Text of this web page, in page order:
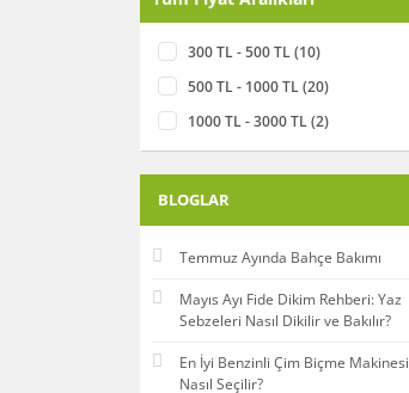
20 (1)
28 (1)
31 (1)
38 (1)
300 TL - 500 TL (10)
500 TL - 1000 TL (20)
1000 TL - 3000 TL (2)
BLOGLAR
Temmuz Ayında Bahçe Bakımı
Mayıs Ayı Fide Dikim Rehberi: Yaz
Sebzeleri Nasıl Dikilir ve Bakılır?
En İyi Benzinli Çim Biçme Makinesi
Nasıl Seçilir?